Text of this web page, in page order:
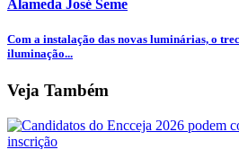
Alameda José Seme
Com a instalação das novas luminárias, o
iluminação...
Veja Também